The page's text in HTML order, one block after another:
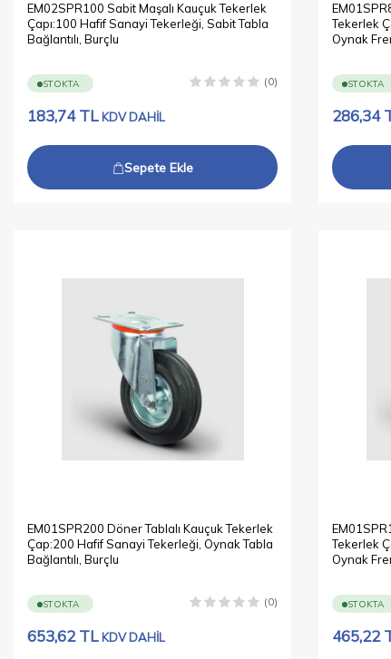
EM02SPR100 Sabit Maşalı Kauçuk Tekerlek
Çapı:100 Hafif Sanayi Tekerleği, Sabit Tabla
Bağlantılı, Burçlu
STOKTA (0)
183,74TL KDV DAHİL
Sepete Ekle
Tekerlek
Oynak
STOKTA
286,34
EM01SPR200 Döner Tablalı Kauçuk Tekerlek
Çap:200 Hafif Sanayi Tekerleği, Oynak Tabla
Bağlantılı, Burçlu
STOKTA (0)
653,62TL KDV DAHİL
Tekerlek
Oynak
STOKTA
465,22